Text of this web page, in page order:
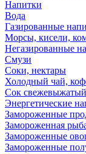
Напитки
Вода
Газированные
Морсы, кисели,
Негазированные
Смузи
Соки, нектары
Холодный чай,
Сок свежевыжатый
Энергетические
Замороженные
Замороженная
Замороженные
Замороженные